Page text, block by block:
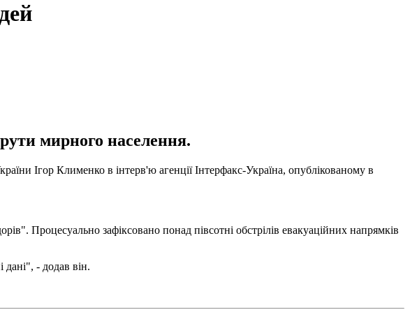
мирного населення.
Ігор Клименко в інтерв'ю агенції Інтерфакс-Україна, опублікованому в
Процесуально зафіксовано понад півсотні обстрілів евакуаційних напрямків
дані", - додав він.